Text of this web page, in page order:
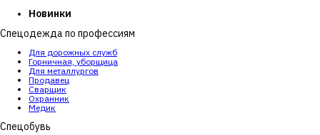
Новинки
Спецодежда по профессиям
Для дорожных служб
Горничная, уборщица
Для металлургов
Продавец
Сварщик
Охранник
Медик
Спецобувь